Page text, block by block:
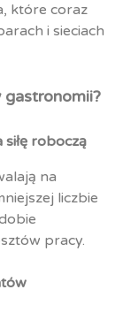
które coraz
i sieciach
gastronomii?
roboczą
na
liczbie
pracy.